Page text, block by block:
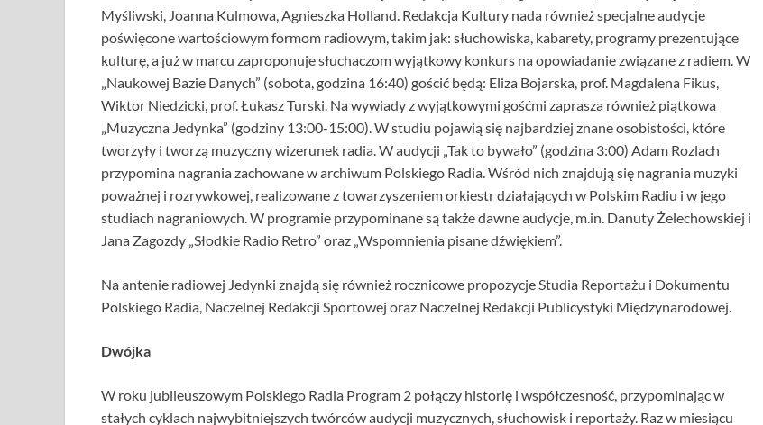
Myśliwski, Joanna Kulmowa, Agnieszka Holland. Redakcja Kultury nada również specjalne audycje
poświęcone wartościowym formom radiowym, takim jak: słuchowiska, kabarety, programy prezentujące
kulturę, a już w marcu zaproponuje słuchaczom wyjątkowy konkurs na opowiadanie związane z radiem. W
„Naukowej Bazie Danych” (sobota, godzina 16:40) gościć będą: Eliza Bojarska, prof. Magdalena Fikus,
Wiktor Niedzicki, prof. Łukasz Turski. Na wywiady z wyjątkowymi gośćmi zaprasza również piątkowa
„Muzyczna Jedynka” (godziny 13:00-15:00). W studiu pojawią się najbardziej znane osobistości, które
tworzyły i tworzą muzyczny wizerunek radia. W audycji „Tak to bywało” (godzina 3:00) Adam Rozlach
przypomina nagrania zachowane w archiwum Polskiego Radia. Wśród nich znajdują się nagrania muzyki
poważnej i rozrywkowej, realizowane z towarzyszeniem orkiestr działających w Polskim Radiu i w jego
studiach nagraniowych. W programie przypominane są także dawne audycje, m.in. Danuty Żelechowskiej i
Jana Zagozdy „Słodkie Radio Retro” oraz „Wspomnienia pisane dźwiękiem”.
Na antenie radiowej Jedynki znajdą się również rocznicowe propozycje Studia Reportażu i Dokumentu
Polskiego Radia, Naczelnej Redakcji Sportowej oraz Naczelnej Redakcji Publicystyki Międzynarodowej.
Dwójka
W roku jubileuszowym Polskiego Radia Program 2 połączy historię i współczesność, przypominając w
stałych cyklach najwybitniejszych twórców audycji muzycznych, słuchowisk i reportaży. Raz w miesiącu